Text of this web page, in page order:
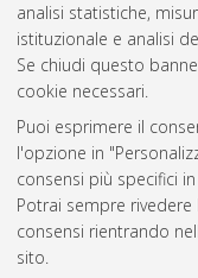
analisi statistiche,
istituzionale e analisi
Se chiudi questo
cookie necessari.
Puoi esprimere il
l'opzione in
consensi più specifici
Potrai sempre
consensi rientrando
sito.
Atom
Rss 1.0
Rss 2.0
AMS Laurea
Servizio